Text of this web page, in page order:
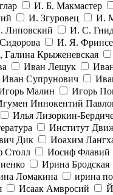
И. Б. Макмастер
И. Згуровец И.
Липовский И. С.
И. Я.
Крыженевская
Иван Лещук
Иван Супрунович
Малин Игорь
Иннокентий
Илья Лизоркин-
Институт
Дик
Иоахим
Столл Иосиф Флавий
Ирина Бродская
Ломакина
ирина
Исаак Амвросий